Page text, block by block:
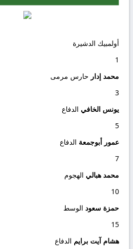
أولمبيك الدشيرة
1
محمد إدار حارس مرمى
3
يونس الخافي الدفاع
5
عمور أبوجمعة الدفاع
7
محمد هبالي الهجوم
10
حمزة سعود الوسط
15
هشام آيت برايم الدفاع